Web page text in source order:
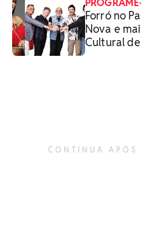
Forró no
Nova e
Cultural
CONTINUA APÓS